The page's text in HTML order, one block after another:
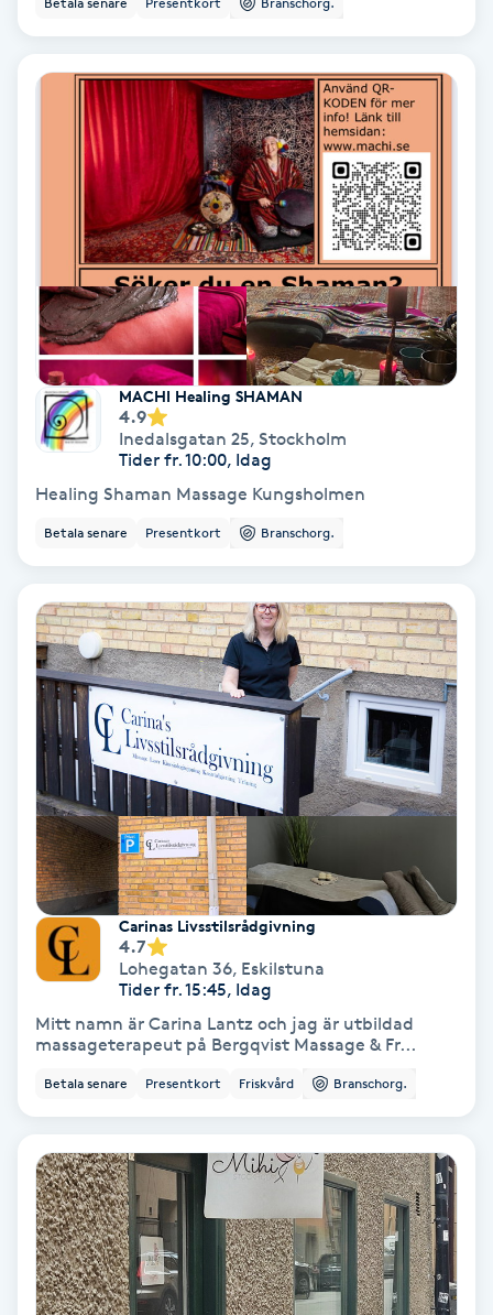
Babylights
Balayage
Bambumassage
Barber
Barnklippning
BIAB
Bottenfärg
Brynformning
Brynfärgning
Brynplockning
Bröllopsuppsättning
Celluliter
Coachning
Color correction
Cryoterapi
Damklippning
Dermapen
Diamantslipning
MACHI Healing SHAMAN
4.9
Inedalsgatan 25, Stockholm
Tider fr. 10:00, Idag
Healing Shaman Massage Kungsholmen
Betala senare Presentkort Branschorg.
Carinas Livsstilsrådgivning
4.7
Lohegatan 36, Eskilstuna
Tider fr. 15:45, Idag
Mitt namn är Carina Lantz och jag är utbildad
massageterapeut på Bergqvist Massage & Fr...
Betala senare Presentkort Friskvård Branschorg.